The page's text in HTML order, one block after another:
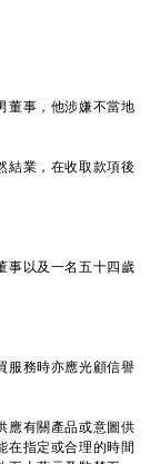
事，他涉嫌不當地
業，在收取款項後
以及一名五十四歲
務時亦應光顧信譽
有關產品或意圖供
在指定或合理的時間